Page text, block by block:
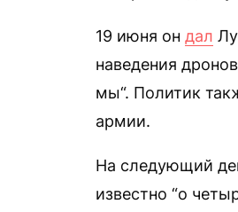
19 июня он дал
наведения
мы“. Политик
армии.
На следующий
известно “о